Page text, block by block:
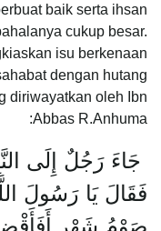
baik serta ihsan
cukup besar.
isu berkenaan
dengan hutang
diriwayatkan oleh Ibn
Abbas R.Anhuma:
جَاءَ رَجُلٌ إِلَى
فَقَالَ يَا رَسُولَ
صَوْمُ شَهْرٍ